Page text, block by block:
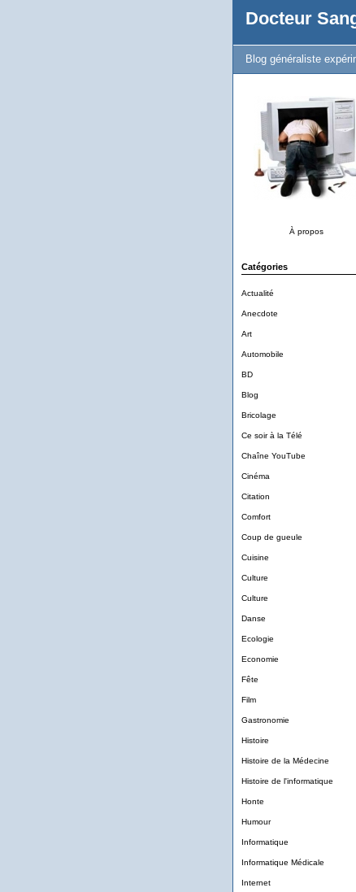
Docteur
Blog généraliste
À propos
Catégories
Actualité
Anecdote
Art
Automobile
BD
Blog
Bricolage
Ce soir à la Télé
Chaîne YouTube
Cinéma
Citation
Comfort
Coup de gueule
Cuisine
Culture
Culture
Danse
Ecologie
Economie
Fête
Film
Gastronomie
Histoire
Histoire de la Médecine
Histoire de l'informatique
Honte
Humour
Informatique
Informatique Médicale
Internet